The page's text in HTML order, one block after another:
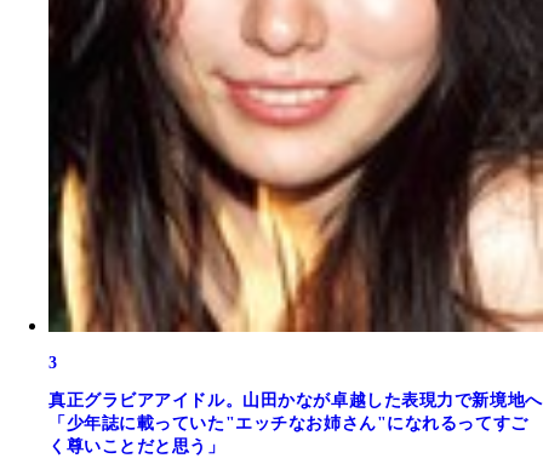
3
真正グラビアアイドル。山田かなが卓越した表現力で新境地へ
「少年誌に載っていた"エッチなお姉さん"になれるってすご
く尊いことだと思う」